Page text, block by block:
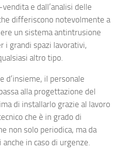
e dall’analisi delle
differiscono notevolmente a
un sistema antintrusione
i grandi spazi lavorativi,
altro tipo.
d’insieme, il personale
alla progettazione del
di installarlo grazie al lavoro
che è in grado di
non solo periodica, ma da
in caso di urgenze.